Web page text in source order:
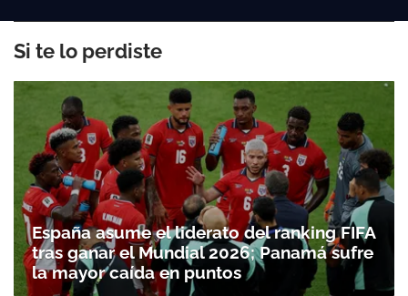
Si te lo perdiste
España asume el liderato del ranking FIFA
tras ganar el Mundial 2026; Panamá sufre
la mayor caída en puntos